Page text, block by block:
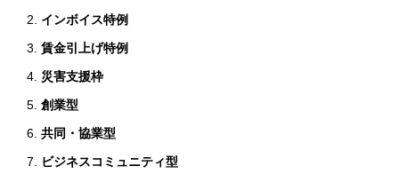
インボイス特例
賃金引上げ特例
災害支援枠
創業型
共同・協業型
ビジネスコミュニティ型